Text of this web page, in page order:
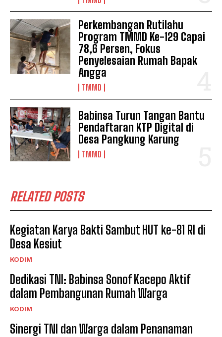
Perkembangan Rutilahu
Program TMMD Ke-129 Capai
78,6 Persen, Fokus
Penyelesaian Rumah Bapak
Angga
TMMD
Babinsa Turun Tangan Bantu
Pendaftaran KTP Digital di
Desa Pangkung Karung
TMMD
RELATED POSTS
Kegiatan Karya Bakti Sambut HUT ke-81 RI di
Desa Kesiut
KODIM
Dedikasi TNI: Babinsa Sonof Kacepo Aktif
dalam Pembangunan Rumah Warga
KODIM
Sinergi TNI dan Warga dalam Penanaman